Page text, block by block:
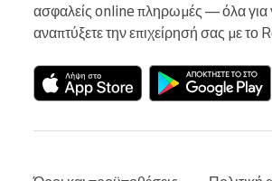
ασφαλείς online πληρωμές — όλα για
αναπτύξετε την επιχείρησή σας με το